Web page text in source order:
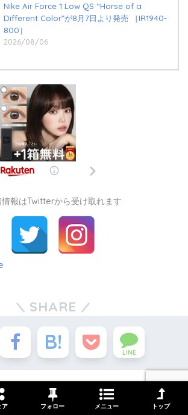
Nike Air Force 1 Low QS “Horse of a
Different Color”が8月7日より発売 ［IR1940-
800］
2026/08/06
情報はTwitterから受け取れます
SHARE
LINE
ア フォロー メニュー トップ